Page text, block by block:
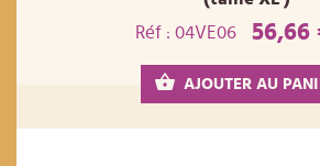
Réf : 04VE06
56,66
AJOUTER AU